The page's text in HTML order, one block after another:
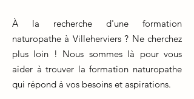
À la recherche d'une formation
naturopathe à Villeherviers ? Ne cherchez
plus loin ! Nous sommes là pour vous
aider à trouver la formation naturopathe
qui répond à vos besoins et aspirations.